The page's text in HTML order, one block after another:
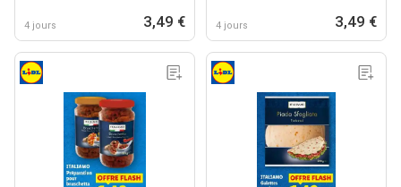
4 jours 3,49 € 4 jours 3,49 €